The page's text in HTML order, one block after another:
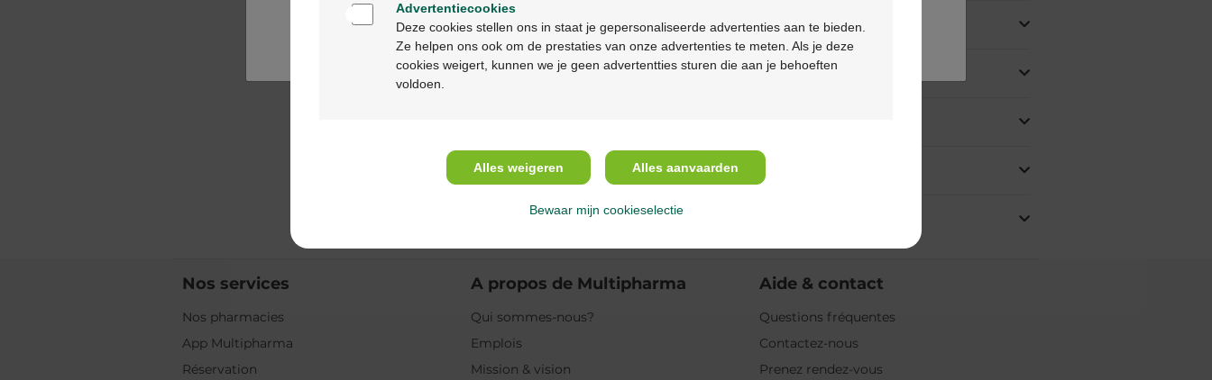
Description
Propriétés
Usage
Ingrédients
Nos services
Nos pharmacies
App Multipharma
Réservation
A propos de Multipharma
Qui sommes-nous?
Emplois
Mission & vision
Aide & contact
Questions fréquentes
Contactez-nous
Prenez rendez-vous
Advertentiecookies
Deze cookies stellen ons in staat je gepersonaliseerde advertenties aan te bieden.
Ze helpen ons ook om de prestaties van onze advertenties te meten. Als je deze
cookies weigert, kunnen we je geen advertentties sturen die aan je behoeften
voldoen.
Alles weigeren Alles aanvaarden
Bewaar mijn cookieselectie